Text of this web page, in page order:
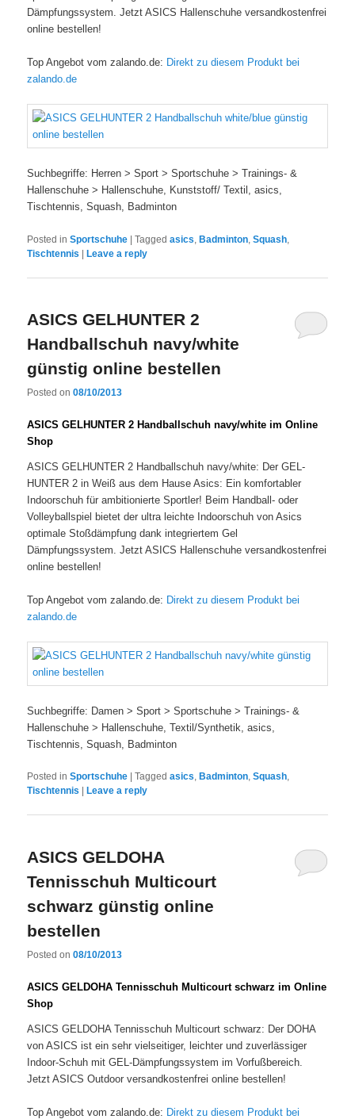
Dämpfungssystem. Jetzt ASICS Hallenschuhe versandkostenfrei
online bestellen!
Top Angebot vom zalando.de: Direkt zu diesem Produkt bei
zalando.de
Suchbegriffe: Herren > Sport > Sportschuhe > Trainings- &
Hallenschuhe > Hallenschuhe, Kunststoff/ Textil, asics,
Tischtennis, Squash, Badminton
Posted in Sportschuhe |Tagged asics ,Badminton ,Squash
Tischtennis |Leave a reply
ASICS GELHUNTER 2
Handballschuh navy/white
günstig online bestellen
Posted on08/10/2013
ASICS GELHUNTER 2 Handballschuh navy/white im Online
Shop
ASICS GELHUNTER 2 Handballschuh navy/white: Der GEL-
HUNTER 2 in Weiß aus dem Hause Asics: Ein komfortabler
Indoorschuh für ambitionierte Sportler! Beim Handball- oder
Volleyballspiel bietet der ultra leichte Indoorschuh von Asics
optimale Stoßdämpfung dank integriertem Gel
Dämpfungssystem. Jetzt ASICS Hallenschuhe versandkostenfrei
online bestellen!
Top Angebot vom zalando.de: Direkt zu diesem Produkt bei
zalando.de
Suchbegriffe: Damen > Sport > Sportschuhe > Trainings- &
Hallenschuhe > Hallenschuhe, Textil/Synthetik, asics,
Tischtennis, Squash, Badminton
Posted in Sportschuhe |Tagged asics, Badminton,Squash,
Tischtennis
Leave a reply
ASICS GELDOHA
Tennisschuh Multicourt
schwarz günstig online
bestellen
Posted on08/10/2013
ASICS GELDOHA Tennisschuh Multicourt schwarz im Online
Shop
ASICS GELDOHA Tennisschuh Multicourt schwarz: Der DOHA
von ASICS ist ein sehr vielseitiger, leichter und zuverlässiger
Indoor-Schuh mit GEL-Dämpfungssystem im Vorfußbereich.
Jetzt ASICS Outdoor versandkostenfrei online bestellen!
Top Angebot vom zalando.de: Direkt zu diesem Produkt bei